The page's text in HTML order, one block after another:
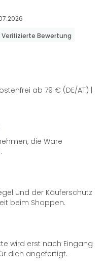
Verifizierte Bewertung
ab 79 € (DE/AT) |
die Ware
und der Käuferschutz
beim Shoppen.
wird erst nach Eingang
dich angefertigt.